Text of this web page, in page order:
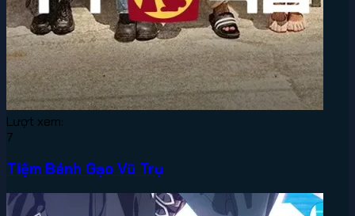
Lượt xem:
7
Tiệm Bánh Gạo Vũ Trụ